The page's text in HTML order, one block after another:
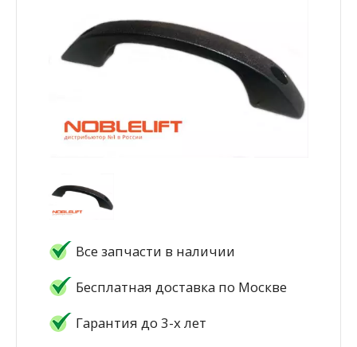
Все запчасти в наличии
Бесплатная доставка по Москве
Гарантия до 3-х лет